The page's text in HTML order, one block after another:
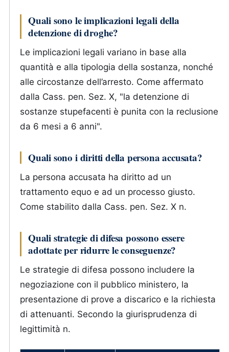
Quali sono le implicazioni legali della
detenzione di droghe?
Le implicazioni legali variano in base alla
quantità e alla tipologia della sostanza, nonché
alle circostanze dell’arresto. Come affermato
dalla Cass. pen. Sez. X, "la detenzione di
sostanze stupefacenti è punita con la reclusione
da 6 mesi a 6 anni".
Quali sono i diritti della persona accusata?
La persona accusata ha diritto ad un
trattamento equo e ad un processo giusto.
Come stabilito dalla Cass. pen. Sez. X n.
Quali strategie di difesa possono essere
adottate per ridurre le conseguenze?
Le strategie di difesa possono includere la
negoziazione con il pubblico ministero, la
presentazione di prove a discarico e la richiesta
di attenuanti. Secondo la giurisprudenza di
legittimità n.